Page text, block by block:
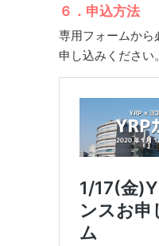
６．申込方法
専用フォームから
申し込みください。